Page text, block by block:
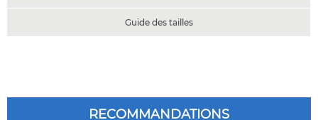
Guide des tailles
RECOMMANDATIONS